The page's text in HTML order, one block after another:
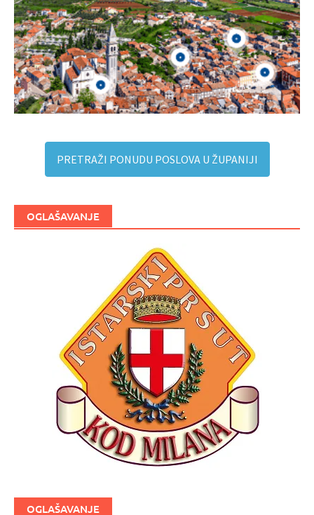
PRETRAŽI PONUDU POSLOVA U ŽUPANIJI
OGLAŠAVANJE
OGLAŠAVANJE